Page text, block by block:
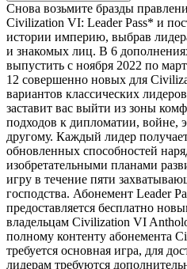
Снова возьмите бразды
Civilization VI: Leader Pass* и
истории империю, выбрав
и знакомых лиц. В 6
выпустить с ноября 2022 по
12 совершенно новых для
вариантов классических
заставит вас выйти из зоны
подходов к дипломатии, войне,
другому. Каждый лидер
обновленных способностей
изобретательными планами
игру в течение пяти
господства. Абонемент Leader
предоставляется бесплатно
владельцам Civilization VI
полному контенту абонемента
требуется основная игра, для
лидерам требуются